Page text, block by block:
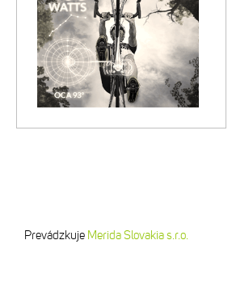
Prevádzkuje Merida Slovakia s.r.o.